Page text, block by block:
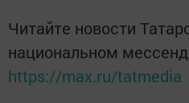
Читайте новости
национальном
https://max.ru/tatmedia